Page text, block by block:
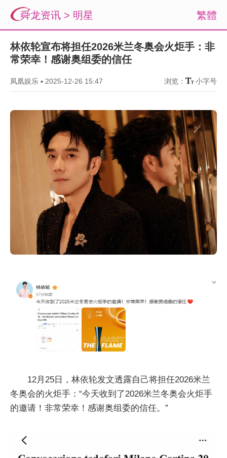
繁體
舜龙资讯 > 明星
林依轮宣布将担任2026米兰冬奥会火炬手：非
常荣幸！感谢奥组委的信任
凤凰娱乐 ▪ 2025-12-26 15:47 浏览： 小字号
12月25日，林依轮发文透露自己将担任2026米兰
冬奥会的火炬手：“今天收到了2026米兰冬奥会火炬手
的邀请！非常荣幸！感谢奥组委的信任。”